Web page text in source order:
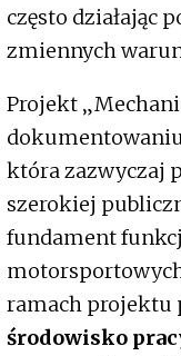
często działając
zmiennych
Projekt
która zazwyczaj
szerokiej
fundament
ramach projektu
środowisko